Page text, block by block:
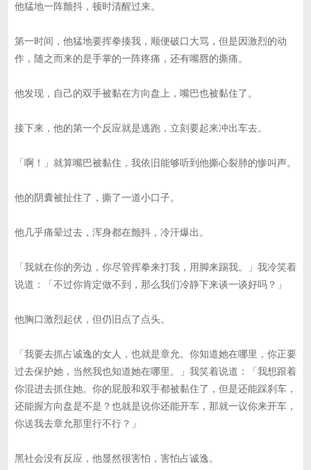
他猛地一阵颤抖，顿时清醒过来。
第一时间，他猛地要挥拳揍我，顺便破口大骂，但是因激烈的动
作，随之而来的是手掌的一阵疼痛，还有嘴唇的撕痛。
他发现，自己的双手被黏在方向盘上，嘴巴也被黏住了。
接下来，他的第一个反应就是逃跑，立刻要起来冲出车去。
「啊！」就算嘴巴被黏住，我依旧能够听到他撕心裂肺的惨叫声。
他的阴囊被扯住了，撕了一道小口子。
他几乎痛晕过去，浑身都在颤抖，冷汗爆出。
「我就在你的旁边，你尽管挥拳来打我，用脚来踢我。」我冷笑着
说道：「不过你肯定做不到，那么我们冷静下来谈一谈好吗？」
他胸口激烈起伏，但仍旧点了点头。
「我要去抓占诚逸的女人，也就是章允。你知道她在哪里，你正要
过去保护她，当然我也知道她在哪里。」我笑着说道：「我想跟着
你混进去抓住她。你的屁股和双手都被黏住了，但是还能踩刹车，
还能握方向盘是不是？也就是说你还能开车，那就一议你来开车，
你送我去章允那里行不行？」
黑社会没有反应，他显然很害怕，害怕占诚逸。